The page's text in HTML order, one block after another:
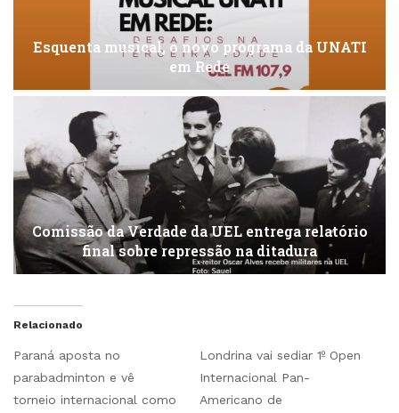
Esquenta musical, o novo programa da UNATI
em Rede
Comissão da Verdade da UEL entrega relatório
final sobre repressão na ditadura
Relacionado
Paraná aposta no
parabadminton e vê
torneio internacional como
Londrina vai sediar 1º Open
Internacional Pan-
Americano de